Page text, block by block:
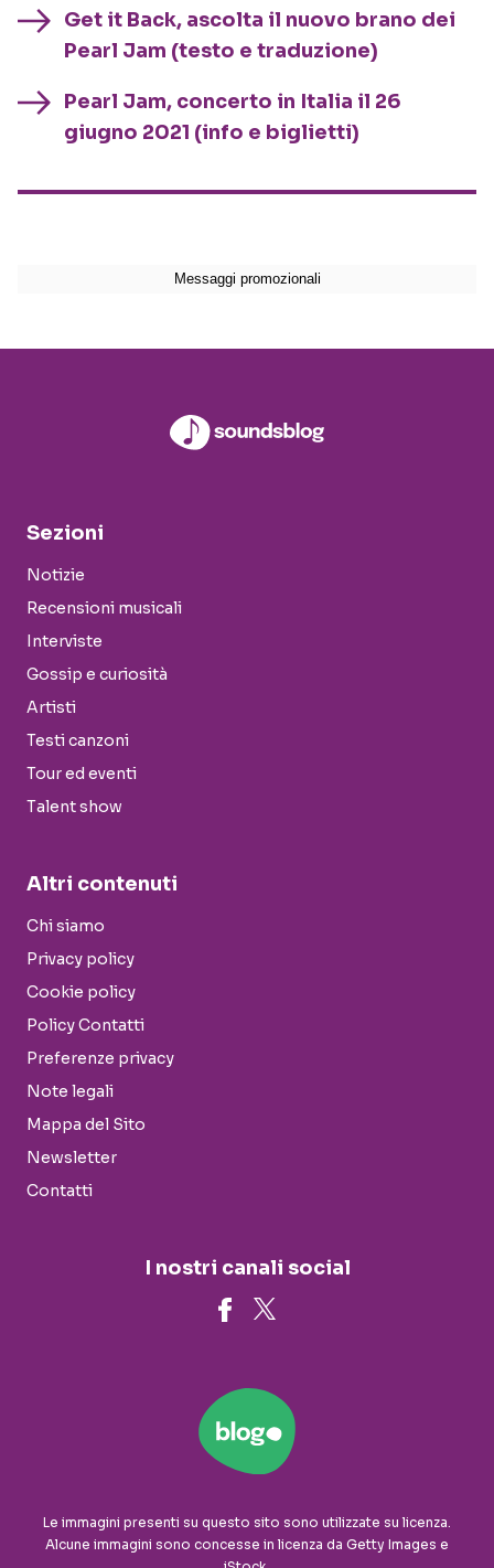
Get it Back, ascolta il nuovo brano dei
Pearl Jam (testo e traduzione)
Pearl Jam, concerto in Italia il 26
giugno 2021 (info e biglietti)
Sezioni
Notizie
Recensioni musicali
Interviste
Gossip e curiosità
Artisti
Testi canzoni
Tour ed eventi
Talent show
Altri contenuti
Chi siamo
Privacy policy
Cookie policy
Policy Contatti
Preferenze privacy
Note legali
Mappa del Sito
Newsletter
Contatti
I nostri canali social
Le immagini presenti su questo sito sono utilizzate su licenza.
Alcune immagini sono concesse in licenza da Getty Images e